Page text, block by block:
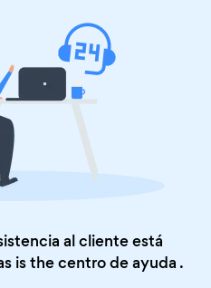
al cliente está
is thecentro de ayuda .